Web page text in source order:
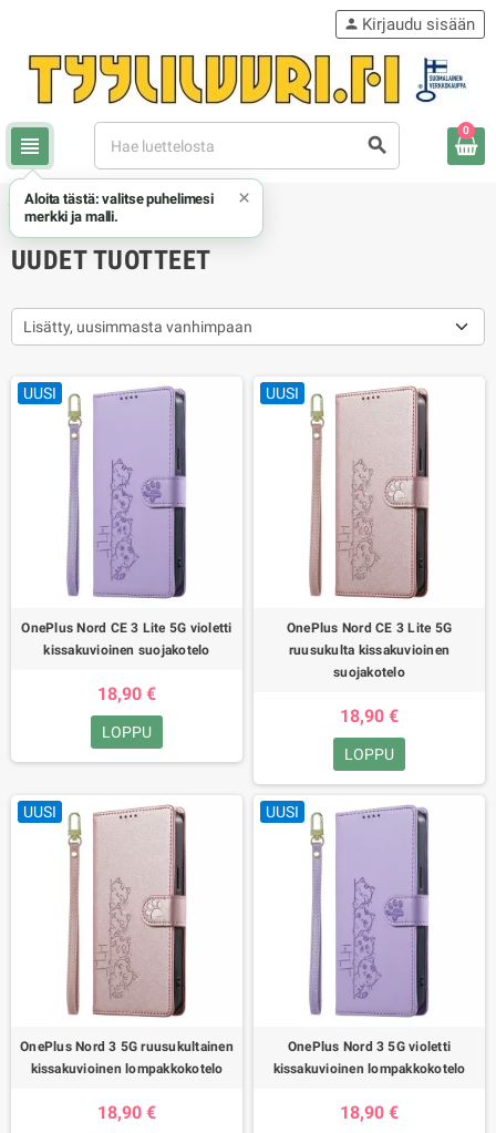
view_headline search
person Kirjaudu sisään
0
chevron_right Uudet tuotteet
UUDET TUOTTEET
Lisätty, uusimmasta vanhimpaan
UUSI
OnePlus Nord CE 3 Lite 5G violetti
kissakuvioinen suojakotelo
18,90 €
LOPPU
UUSI
OnePlus Nord CE 3 Lite 5G
ruusukulta kissakuvioinen
suojakotelo
18,90 €
LOPPU
UUSI
OnePlus Nord 3 5G ruusukultainen
kissakuvioinen lompakkokotelo
18,90 €
UUSI
OnePlus Nord 3 5G violetti
kissakuvioinen lompakkokotelo
18,90 €
Aloita tästä: valitse puhelimesi
merkki ja malli.
×